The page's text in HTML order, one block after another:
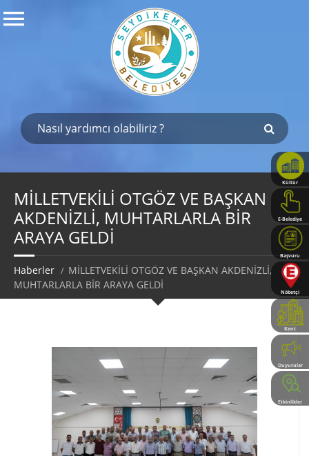
Kültür
Haritası
E-Belediye
Başvuru
Rehberi
Nöbetçi
Eczaneler
Kent
Rehberi
Duyurular
Etkinlikler
MİLLETVEKİLİ OTGÖZ VE BAŞKAN
AKDENİZLİ, MUHTARLARLA BİR
ARAYA GELDİ
Haberler
MİLLETVEKİLİ OTGÖZ VE BAŞKAN AKDENİZLİ,
MUHTARLARLA BİR ARAYA GELDİ